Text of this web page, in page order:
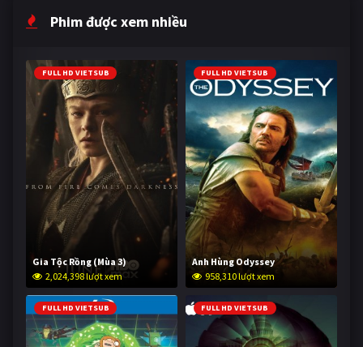
Phim được xem nhiều
FULL HD VIETSUB
Gia Tộc Rồng (Mùa 3)
2,024,398 lượt xem
FULL HD VIETSUB
Anh Hùng Odyssey
958,310 lượt xem
FULL HD VIETSUB FULL HD VIETSUB